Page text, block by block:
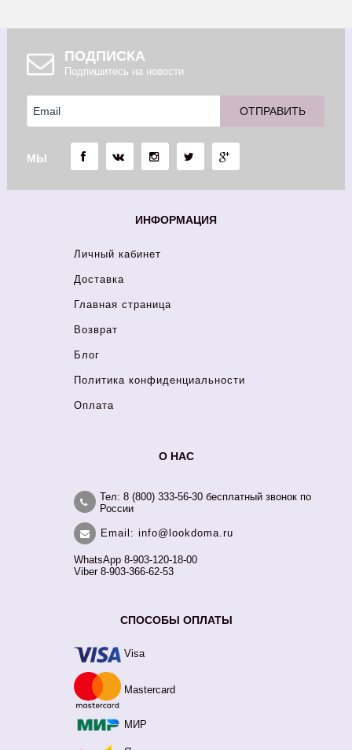
ПОДПИСКА
Подпишитесь на новости
МЫ
ИНФОРМАЦИЯ
Личный кабинет
Доставка
Главная страница
Возврат
Блог
Политика конфиденциальности
Оплата
О НАС
Тел: 8 (800) 333-56-30 бесплатный звонок по
России
Email: info@lookdoma.ru
WhatsApp 8-903-120-18-00
Viber 8-903-366-62-53
СПОСОБЫ ОПЛАТЫ
Visa
Mastercard
МИР